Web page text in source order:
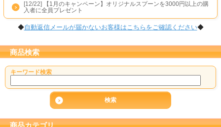
[12/22] 【1月のキャンペーン】オリジナルスプーンを3000円以上の購
入者に全員プレゼント
◆自動返信メールが届かないお客様はこちらをご確認ください◆
商品検索
キーワード検索
商品カテゴリ